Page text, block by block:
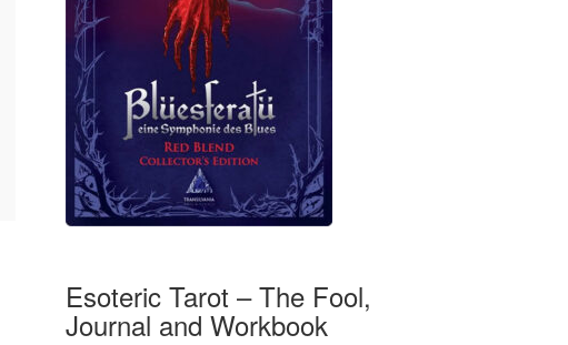
Esoteric Tarot – The Fool,
Journal and Workbook